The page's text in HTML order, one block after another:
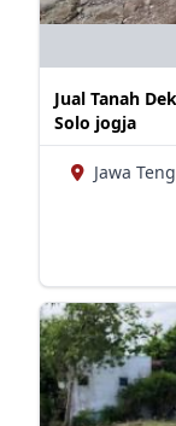
Jual Tanah
Solo jogja
Jawa